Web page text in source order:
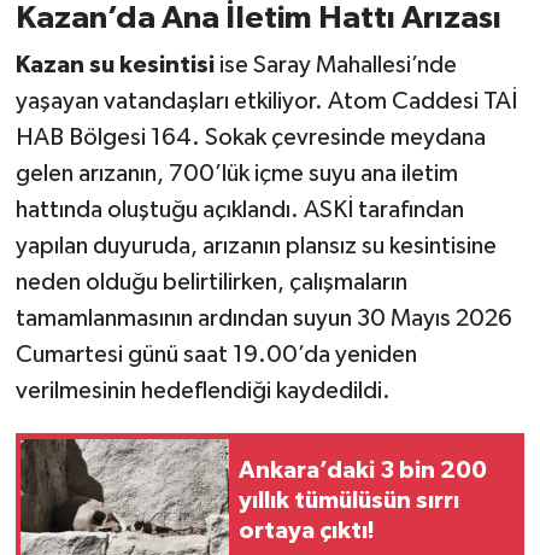
Kazan’da Ana İletim Hattı Arızası
Kazan su kesintisiise Saray Mahallesi’nde
yaşayan vatandaşları etkiliyor. Atom Caddesi TAİ
HAB Bölgesi 164. Sokak çevresinde meydana
gelen arızanın, 700’lük içme suyu ana iletim
hattında oluştuğu açıklandı. ASKİ tarafından
yapılan duyuruda, arızanın plansız su kesintisine
neden olduğu belirtilirken, çalışmaların
tamamlanmasının ardından suyun 30 Mayıs 2026
Cumartesi günü saat 19.00’da yeniden
verilmesinin hedeflendiği kaydedildi.
Ankara’daki 3 bin 200
yıllık tümülüsün sırrı
ortaya çıktı!